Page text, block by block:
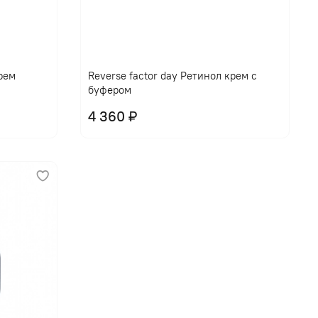
Reverse factor day Ретинол крем с
буфером
4 360 ₽